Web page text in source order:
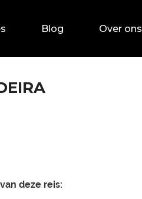
Blog Over ons
deze reis: